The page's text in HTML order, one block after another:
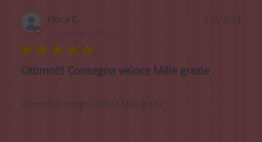
Flora C.
Ottimo!!! Consegna veloce Mille grazie
Ottimo!!! Consegna veloce Mille grazie
Data
27/03/24